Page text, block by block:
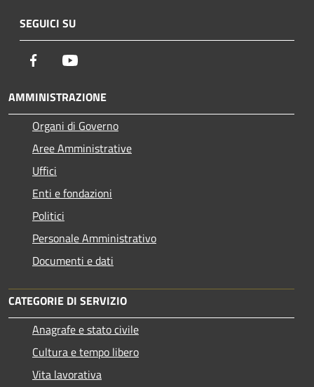
SEGUICI SU
Facebook
AMMINISTRAZIONE
Organi di Governo
Aree Amministrative
Uffici
Enti e fondazioni
Politici
Personale Amministrativo
Documenti e dati
CATEGORIE DI SERVIZIO
Anagrafe e stato civile
Cultura e tempo libero
Vita lavorativa